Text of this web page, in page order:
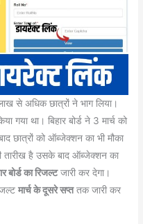
से अधिक छात्रों ने भाग लिया।
गया था। बिहार बोर्ड ने 3 मार्च को
छात्रों को ऑब्जेक्शन का भी मौका
तारीख है उसके बाद ऑब्जेक्शन का
बोर्ड का रिजल्टजारी कर देगा।
मार्च के दूसरे सप्ततक जारी कर